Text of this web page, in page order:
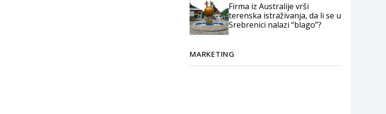
Firma iz Australije vrši
terenska istraživanja, da li se u
Srebrenici nalazi “blago”?
MARKETING